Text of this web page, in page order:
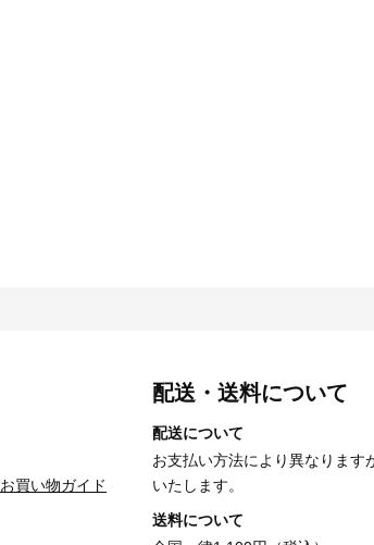
お買い物ガイド
配送・送料について
配送について
お支払い方法により異なります
いたします。
送料について